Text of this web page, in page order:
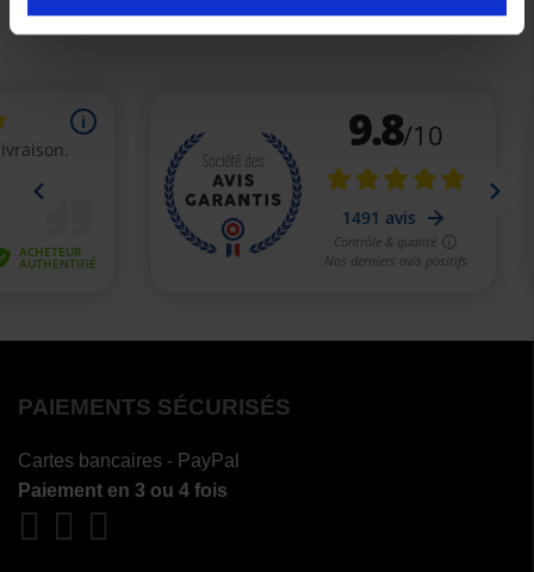
PAIEMENTS SÉCURISÉS
Cartes bancaires - PayPal
Paiement en 3 ou 4 fois